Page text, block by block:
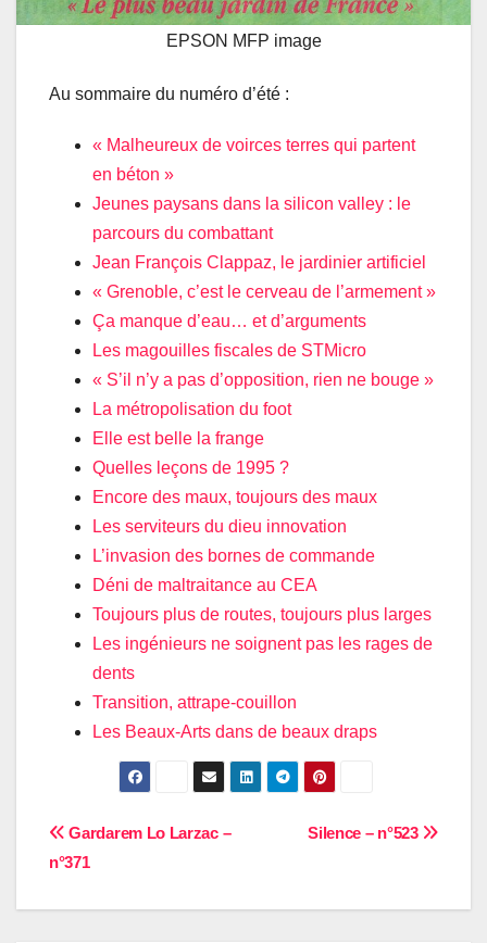
EPSON MFP image
Au sommaire du numéro d’été :
« Malheureux de voirces terres qui partent
en béton »
Jeunes paysans dans la silicon valley : le
parcours du combattant
Jean François Clappaz, le jardinier artificiel
« Grenoble, c’est le cerveau de l’armement »
Ça manque d’eau… et d’arguments
Les magouilles fiscales de STMicro
« S’il n’y a pas d’opposition, rien ne bouge »
La métropolisation du foot
Elle est belle la frange
Quelles leçons de 1995 ?
Encore des maux, toujours des maux
Les serviteurs du dieu innovation
L’invasion des bornes de commande
Déni de maltraitance au CEA
Toujours plus de routes, toujours plus larges
Les ingénieurs ne soignent pas les rages de
dents
Transition, attrape-couillon
Les Beaux-Arts dans de beaux draps
Navigation
Silence – n°523
Gardarem Lo Larzac –
n°371